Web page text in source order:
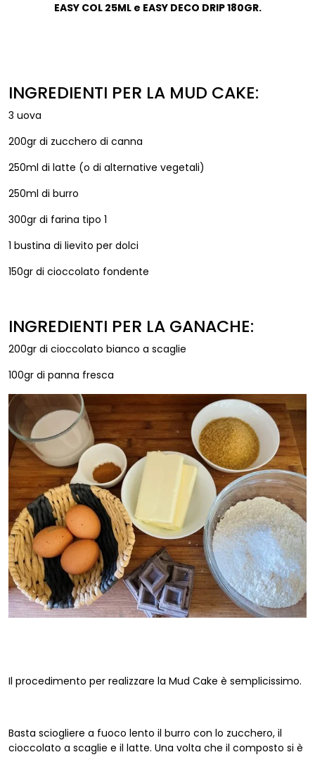
EASY COL 25ML e EASY DECO DRIP 180GR.
INGREDIENTI PER LA MUD CAKE:
3 uova
200gr di zucchero di canna
250ml di latte (o di alternative vegetali)
250ml di burro
300gr di farina tipo 1
1 bustina di lievito per dolci
150gr di cioccolato fondente
INGREDIENTI PER LA GANACHE:
200gr di cioccolato bianco a scaglie
100gr di panna fresca
Il procedimento per realizzare la Mud Cake è semplicissimo.
Basta sciogliere a fuoco lento il burro con lo zucchero, il
cioccolato a scaglie e il latte. Una volta che il composto si è